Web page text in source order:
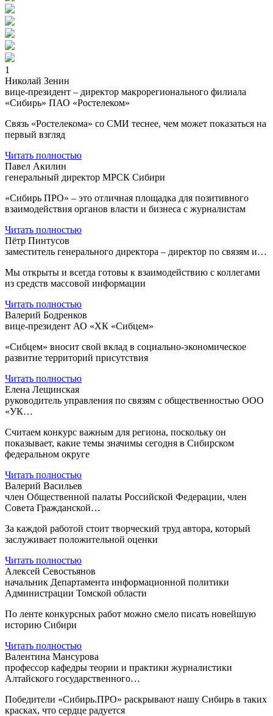
1
Николай Зенин
вице-президент – директор макрорегионального филиала
«Сибирь» ПАО «Ростелеком»
Связь «Ростелекома» со СМИ теснее, чем может показаться на
первый взгляд
Читать полностью
Павел Акилин
генеральный директор МРСК Сибири
«Сибирь ПРО» – это отличная площадка для позитивного
взаимодействия органов власти и бизнеса с журналистам
Читать полностью
Пётр Пинтусов
заместитель генерального директора – директор по связям и…
Мы открыты и всегда готовы к взаимодействию с коллегами
из средств массовой информации
Читать полностью
Валерий Бодренков
вице-президент АО «ХК «Сибцем»
«Сибцем» вносит свой вклад в социально-экономическое
развитие территорий присутствия
Читать полностью
Елена Лещинская
руководитель управления по связям с общественностью ООО
«УК…
Считаем конкурс важным для региона, поскольку он
показывает, какие темы значимы сегодня в Сибирском
федеральном округе
Читать полностью
Валерий Васильев
член Общественной палаты Российской Федерации, член
Совета Гражданской…
За каждой работой стоит творческий труд автора, который
заслуживает положительной оценки
Читать полностью
Алексей Севостьянов
начальник Департамента информационной политики
Администрации Томской области
По ленте конкурсных работ можно смело писать новейшую
историю Сибири
Читать полностью
Валентина Мансурова
профессор кафедры теории и практики журналистики
Алтайского государственного…
Победители «Сибирь.ПРО» раскрывают нашу Сибирь в таких
красках, что сердце радуется